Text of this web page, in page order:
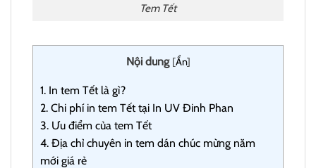
Tem Tết
Nội dung [Ẩn]
1. In tem Tết là gì?
2. Chi phí in tem Tết tại In UV Đinh Phan
3. Ưu điểm của tem Tết
4. Địa chỉ chuyên in tem dán chúc mừng năm
mới giá rẻ